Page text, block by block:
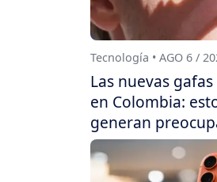
Tecnología • AGO 6 /
Las nuevas
en Colombia:
generan